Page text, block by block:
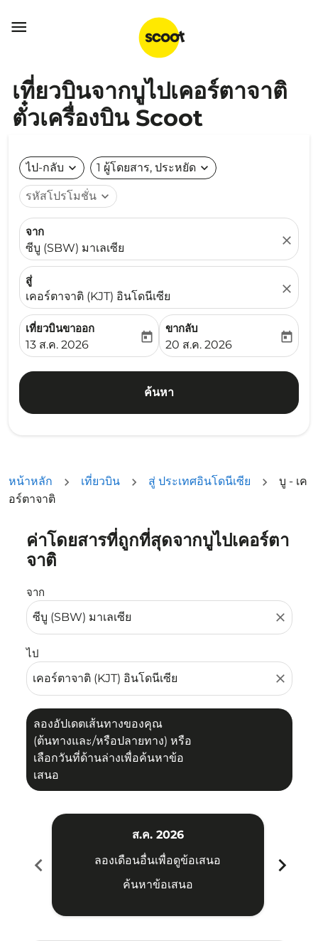

เที่ยวบินจากบูไปเคอร์ตาจาติ
ตั๋วเครื่องบิน Scoot
ไป-กลับ expand_more 1 ผู้โดยสาร, ประหยัด expand_more
รหัสโปรโมชั่น expand_more
จาก
ซีบู (SBW) มาเลเซีย
close
สู่
เคอร์ตาจาติ (KJT) อินโดนีเซีย
close
เที่ยวบินขาออก
fc-booking-departure-date-aria-label
13 ส.ค. 2026
today
ขากลับ
fc-booking-return-date-
20 ส.ค. 2026
today
ค้นหา
หน้าหลัก เที่ยวบิน สู่ ประเทศอินโดนีเซีย
บู - เค
อร์ตาจาติ
ค่าโดยสารที่ถูกที่สุดจากบูไปเคอร์ตา
จาติ
จาก
close
ไป
close
ลองอัปเดตเส้นทางของคุณ
(ต้นทางและ/หรือปลายทาง) หรือ
เลือกวันที่ด้านล่างเพื่อค้นหาข้อ
เสนอ
ลองอัปเดตเส้นทางของคุณ (ต้นทางและ/หรือปลายทาง) หรื
chevron_left
ส.ค. 2026
ลองเดือนอื่นเพื่อดูข้อเสนอ
ค้นหาข้อเสนอ
chevron_right